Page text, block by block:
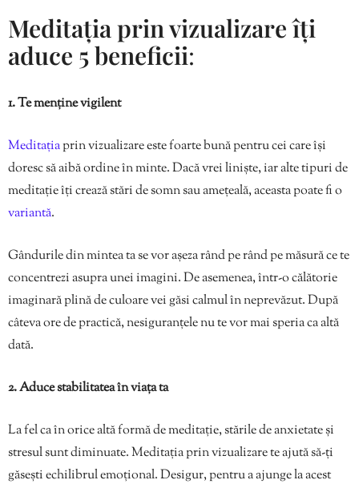
Meditația prin vizualizare îți
aduce 5 beneficii:
1. Te menține vigilent
Meditațiaprin vizualizare este foarte bună pentru cei care își
doresc să aibă ordine în minte. Dacă vrei liniște, iar alte tipuri de
meditație îți crează stări de somn sau amețeală, aceasta poate fi o
variantă.
Gândurile din mintea ta se vor așeza rând pe rând pe măsură ce te
concentrezi asupra unei imagini. De asemenea, într-o călătorie
imaginară plină de culoare vei găsi calmul în neprevăzut. După
câteva ore de practică, nesiguranțele nu te vor mai speria ca altă
dată.
2. Aduce stabilitatea în viața ta
La fel ca în orice altă formă de meditație, stările de anxietate și
stresul sunt diminuate. Meditația prin vizualizare te ajută să-ți
găsești echilibrul emoțional. Desigur, pentru a ajunge la acest